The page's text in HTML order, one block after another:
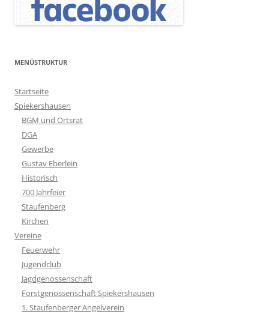
MENÜSTRUKTUR
Startseite
Spiekershausen
BGM und Ortsrat
DGA
Gewerbe
Gustav Eberlein
Historisch
700 Jahrfeier
Staufenberg
Kirchen
Vereine
Feuerwehr
Jugendclub
Jagdgenossenschaft
Forstgenossenschaft Spiekershausen
1. Staufenberger Angelverein